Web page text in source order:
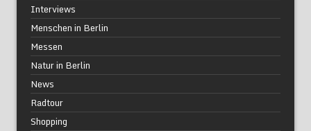
Interviews
Menschen in Berlin
Messen
Natur in Berlin
News
Radtour
Shopping